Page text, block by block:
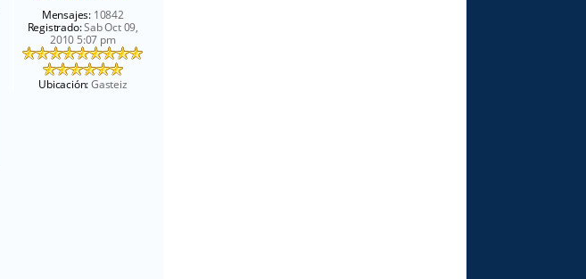
Mensajes: 10842
Registrado:Sab Oct 09,
2010 5:07 pm
Ubicación:Gasteiz